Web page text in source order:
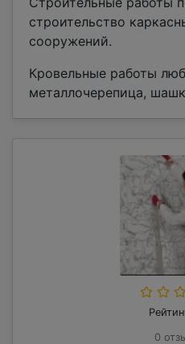
строительство
сооружений.
Кровельные работы
металлочерепица,
0